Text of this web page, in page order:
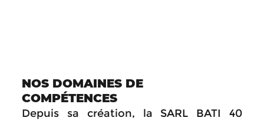
NOS DOMAINES DE
COMPÉTENCES
Depuis sa création, la SARL BATI 40